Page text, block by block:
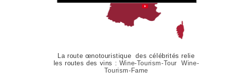
La route œnotouristique des célébrités relie
les routes des vins : Wine-Tourism-Tour Wine-
Tourism-Fame